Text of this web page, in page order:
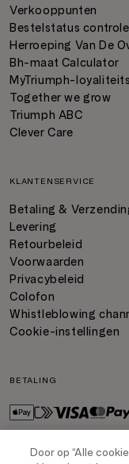
Verkooppunten
Bestelstatus
Herroeping Van De
Bh-maat Calculator
MyTriumph-
Together we grow
Triumph ABC
Clever Care
KLANTENSERVICE
Betaling &
Levering
Retourbeleid
Voorwaarden
Privacybeleid
Colofon
Whistleblowing
Cookie-instellingen
BETALING
Door op “Alle